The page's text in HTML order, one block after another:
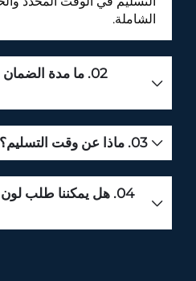
الشاملة.
02. ما مدة
03. ماذا عن وقت التسليم؟
04. هل يمكننا طلب